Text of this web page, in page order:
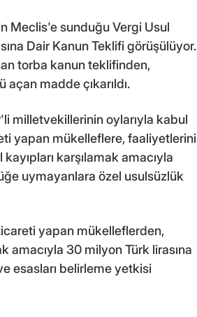
Meclis'e sunduğu Vergi Usul
Dair Kanun Teklifi görüşülüyor.
torba kanun teklifinden,
açan madde çıkarıldı.
milletvekillerinin oylarıyla kabul
yapan mükelleflere, faaliyetlerini
karşılamak amacıyla
uymayanlara özel usulsüzlük
yapan mükelleflerden,
30 milyon Türk lirasına
esasları belirleme yetkisi